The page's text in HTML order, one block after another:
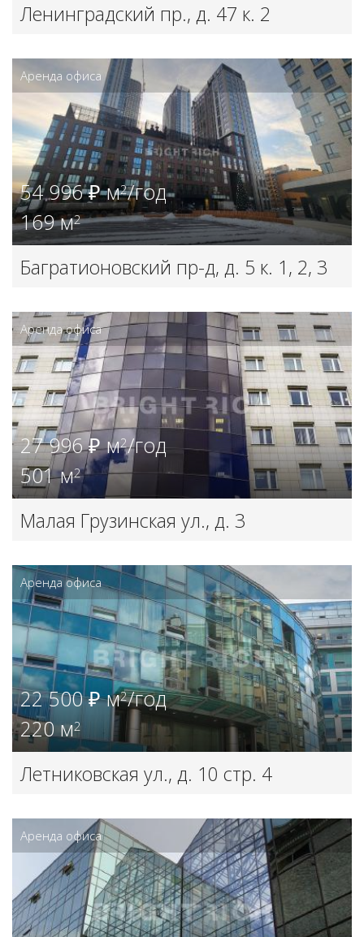
Ленинградский пр., д. 47 к. 2
Аренда офиса
54 996 ₽ м2/год
169 м2
Багратионовский пр-д, д. 5 к. 1, 2, 3
Аренда офиса
27 996 ₽ м2/год
501 м2
Малая Грузинская ул., д. 3
Аренда офиса
22 500 ₽ м2/год
220 м2
Летниковская ул., д. 10 стр. 4
Аренда офиса